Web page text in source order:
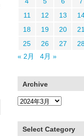
11
12 13
18
19 20 21
25
26 27
« 2月
4月 »
Archive
Archive
Select Category